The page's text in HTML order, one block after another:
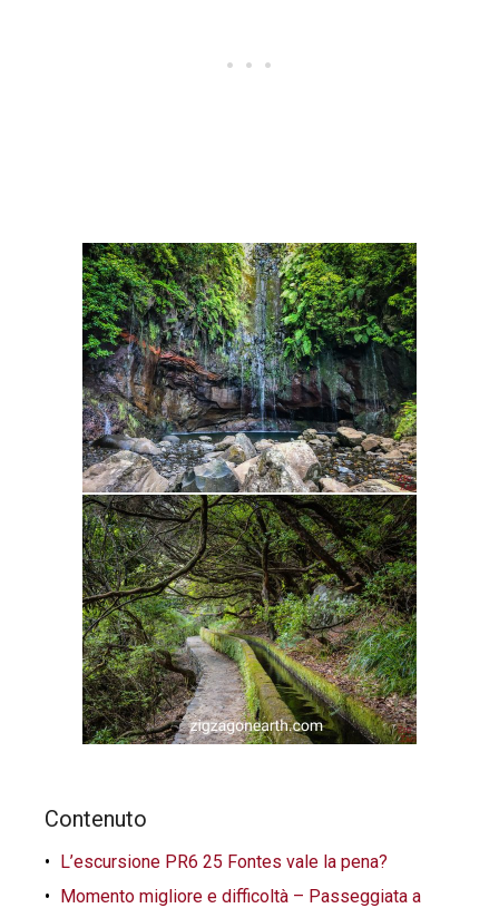
Contenuto
L’escursione PR6 25 Fontes vale la pena?
Momento migliore e difficoltà – Passeggiata a